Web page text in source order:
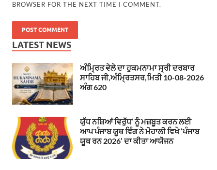
BROWSER FOR THE NEXT TIME I COMMENT.
LATEST NEWS
ਅੰਮ੍ਰਿਤ ਵੇਲੇ ਦਾ ਹੁਕਮਨਾਮਾ ਸ੍ਰੀ ਦਰਬਾਰ
ਸਾਹਿਬ ਜੀ,ਅੰਮ੍ਰਿਤਸਰ,ਮਿਤੀ 10-08-2026
ਅੰਗ 620
ਯੁੱਧ ਨਸ਼ਿਆਂ ਵਿਰੁੱਧ’ ਨੂੰ ਮਜ਼ਬੂਤ ਕਰਨ ਲਈ
ਆਪ ਪੰਜਾਬ ਯੂਥ ਵਿੰਗ ਨੇ ਮੋਹਾਲੀ ਵਿਖੇ ‘ਪੰਜਾਬ
ਯੂਥ ਰਨ 2026’ ਦਾ ਕੀਤਾ ਆਯੋਜਨ